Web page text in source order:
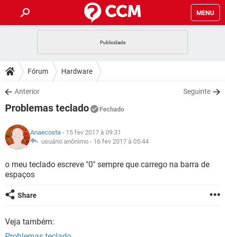
MENU
CELULAR
OUTLOOK
INSTAGRAM GMAIL
GUIA DE COMPRAS
DICAS
JOGOS
INSTAGRAM
GUIA DE COMPRAS
DOWNLOADS
JOGOS WHATSAPP
CELULAR
OUTLOOK EXCEL
INSTAGRAM
GUIA DE COMPRAS
JOGOS
CELULAR
OUTLOOK EXCEL
GLOSSÁRIO
CELULAR
OUTLOOK
GUIA DE COMPRAS
Fórum Hardware
Anterior Seguinte
Problemas teclado Fechado
Anaecosta - 15 fev 2017 à 09:31
usuário anônimo - 16 fev 2017 à 05:44
o meu teclado escreve "0" sempre que carrego na barra de
espaços
Share
Veja também: